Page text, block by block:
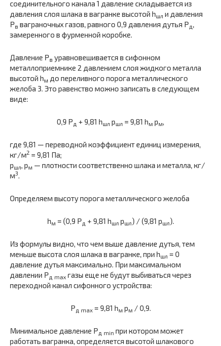
соединительного канала 1 давление складывается из
давления слоя шлака в вагранке высотой hшл и давления
Рв ваграночных газов, равного 0,9 давления дутья Рд,
замеренного в фурменной коробке.
Давление Рв уравновешивается в сифонном
металлоприемнике 2 давлением слоя жидкого металла
высотой hм до переливного порога металлического
желоба 3. Это равенство можно записать в следующем
виде:
0,9 Рд + 9,81 hшл pшл = 9,81 hм pм,
где 9,81 — переводной коэффициент единиц измерения,
кг/м2 = 9,81 Па;
pшл, pм — плотности соответственно шлака и металла, кг/
м3.
Определяем высоту порога металлического желоба
hм = (0,9 Pд + 9,81 hшл pшл) / (9,81 pшл).
Из формулы видно, что чем выше давление дутья, тем
меньше высота слоя шлака в вагранке, при hшл = 0
давление дутья максимально. При максимальном
давлении Pд max газы еще не будут выбиваться через
переходной канал сифонного устройства:
Pд max= 9,81 hм pм / 0,9.
Минимальное давление Pд min при котором может
работать вагранка, определяется высотой шлакового